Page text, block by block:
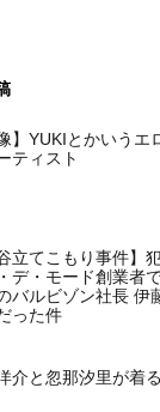
】YUKIとかいうエ
ティスト
立てこもり事件】
デ・モード創業者
バルビゾン社長 伊
った件
介と忽那汐里が着